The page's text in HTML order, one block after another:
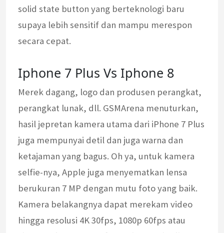
solid state button yang berteknologi baru
supaya lebih sensitif dan mampu merespon
secara cepat.
Iphone 7 Plus Vs Iphone 8
Merek dagang, logo dan produsen perangkat,
perangkat lunak, dll. GSMArena menuturkan,
hasil jepretan kamera utama dari iPhone 7 Plus
juga mempunyai detil dan juga warna dan
ketajaman yang bagus. Oh ya, untuk kamera
selfie-nya, Apple juga menyematkan lensa
berukuran 7 MP dengan mutu foto yang baik.
Kamera belakangnya dapat merekam video
hingga resolusi 4K 30fps, 1080p 60fps atau